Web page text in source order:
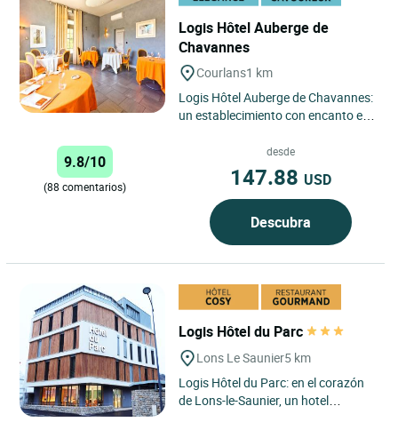
Logis Hôtel Auberge de
Chavannes
Courlans1 km
Logis Hôtel Auberge de Chavannes:
un establecimiento con encanto en
hotelero, la gastronomía...
9.8/10
(88 comentarios)
desde
147.88 USD
Descubra
Logis Hôtel du Parc
Lons Le Saunier5 km
Logis Hôtel du Parc: en el corazón
de Lons-le-Saunier, un hotel